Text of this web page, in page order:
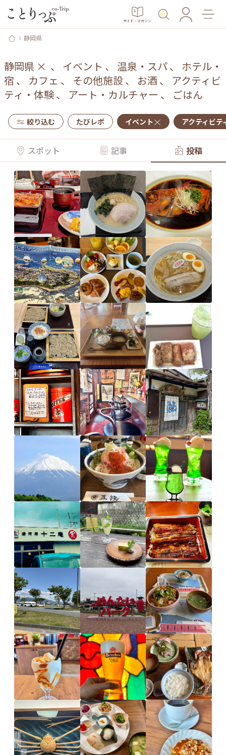
ガイド・マガジン
静岡県
静岡県 × 、 イベント 、 温泉・スパ、 ホテル・
宿 、 カフェ 、 その他施設、 お酒 、 アクティビ
ティ・体験、 アート・カルチャー 、 ごはん
絞り込む たびレポ イベント アクティビテ
スポット 記事 投稿